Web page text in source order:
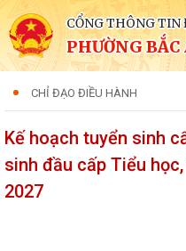
CỔNG THÔNG TIN
PHƯỜNG
CHỈ ĐẠO ĐIỀU HÀNH
Kế hoạch tuyển sinh
sinh đầu cấp Tiểu
2027